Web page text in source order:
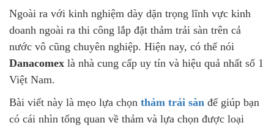
Ngoài ra với kinh nghiệm dày dặn trọng lĩnh vực kinh
doanh ngoài ra thi công lắp đặt thảm trải sàn trên cả
nước vô cũng chuyên nghiệp. Hiện nay, có thể nói
Danacomex là nhà cung cấp uy tín và hiệu quả nhất số 1
Việt Nam.
Bài viết này là mẹo lựa chọn thảm trải sàn để giúp bạn
có cái nhìn tổng quan về thảm và lựa chọn được loại